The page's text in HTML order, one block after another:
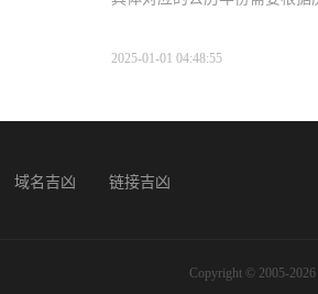
2025-01-01 04:48:55
域名吉凶 链接吉凶
Copyright © 2005-